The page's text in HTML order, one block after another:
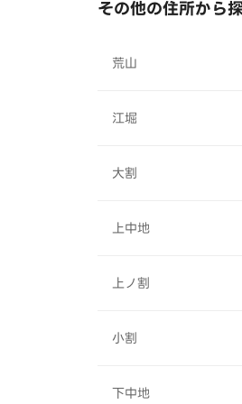
その他の住所から
荒山
江堀
大割
上中地
上ノ割
小割
下中地